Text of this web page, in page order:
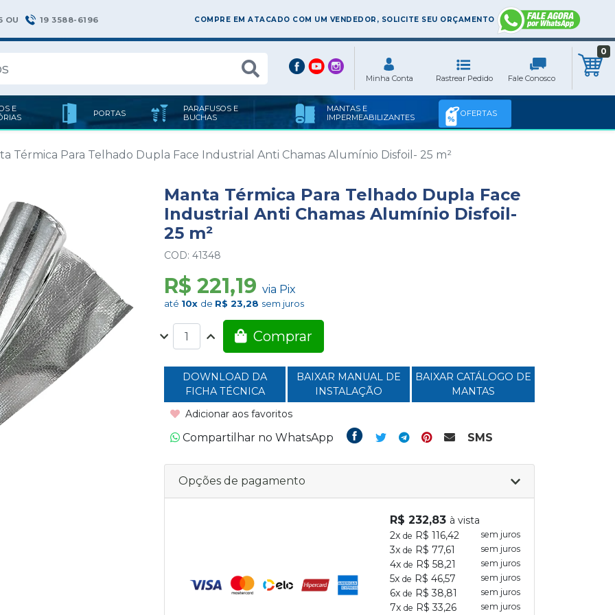
OU 19 3588-6196 COMPRE EM ATACADO COM UM VENDEDOR, SOLICITE SEU ORÇAMENTO
0
E
PORTAS
PARAFUSOS E
BUCHAS
MANTAS E
IMPERMEABILIZANTES
OFERTAS
Térmica Para Telhado Dupla Face Industrial Anti Chamas Alumínio Disfoil- 25 m²
Manta Térmica Para Telhado Dupla Face
Industrial Anti Chamas Alumínio Disfoil-
25 m²
COD: 41348
até 10x de R$ 23,28 sem juros
R$ 221,19 via Pix
Comprar
DOWNLOAD DA
FICHA TÉCNICA
BAIXAR MANUAL DE
INSTALAÇÃO
BAIXAR CATÁLOGO DE
MANTAS
Adicionar aos favoritos
Compartilhar no WhatsApp SMS
Opções de pagamento
R$ 232,83 à vista
2x de R$ 116,42 sem juros
3x de R$ 77,61 sem juros
4x de R$ 58,21 sem juros
5x de R$ 46,57 sem juros
6x de R$ 38,81 sem juros
7x de R$ 33,26 sem juros